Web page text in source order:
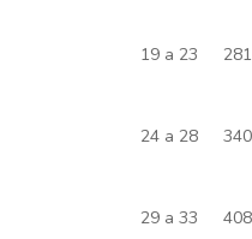
19 a 23
24 a 28
29 a 33